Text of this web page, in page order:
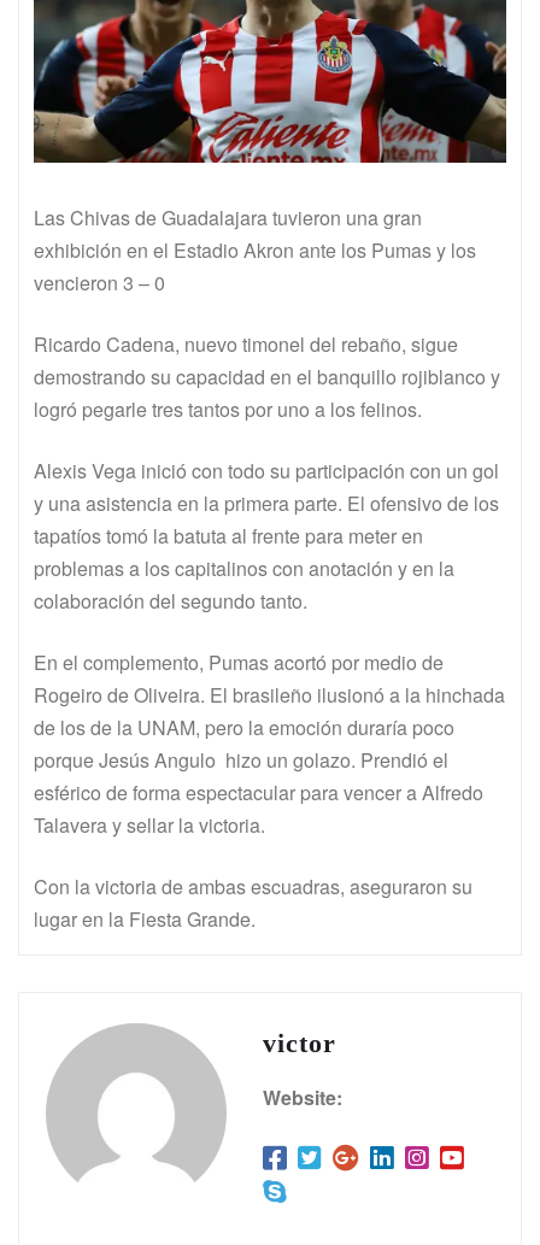
Las Chivas de Guadalajara tuvieron una gran
exhibición en el Estadio Akron ante los Pumas y los
vencieron 3 – 0
Ricardo Cadena, nuevo timonel del rebaño, sigue
demostrando su capacidad en el banquillo rojiblanco y
logró pegarle tres tantos por uno a los felinos.
Alexis Vega inició con todo su participación con un gol
y una asistencia en la primera parte. El ofensivo de los
tapatíos tomó la batuta al frente para meter en
problemas a los capitalinos con anotación y en la
colaboración del segundo tanto.
En el complemento, Pumas acortó por medio de
Rogeiro de Oliveira. El brasileño ilusionó a la hinchada
de los de la UNAM, pero la emoción duraría poco
porque Jesús Angulo hizo un golazo. Prendió el
esférico de forma espectacular para vencer a Alfredo
Talavera y sellar la victoria.
Con la victoria de ambas escuadras, aseguraron su
lugar en la Fiesta Grande.
victor
Website: